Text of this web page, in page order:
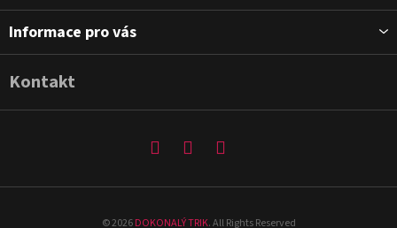
pInformace pro vás
Kontakt
©2026 DOKONALÝ TRIK. All Rights Reserved